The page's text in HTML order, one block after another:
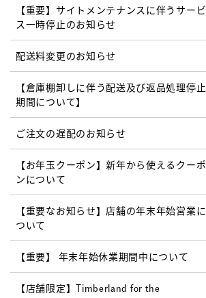
【重要】サイトメンテナンスに伴うサービ
ス一時停止のお知らせ
配送料変更のお知らせ
【倉庫棚卸しに伴う配送及び返品処理停止
期間について】
ご注文の遅配のお知らせ
【お年玉クーポン】新年から使えるクーポ
ンについて
【重要なお知らせ】店舗の年末年始営業に
ついて
【重要】 年末年始休業期間中について
【店舗限定】Timberland for the